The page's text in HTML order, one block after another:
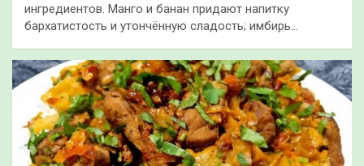
ингредиентов. Манго и банан придают напитку
бархатистость и утончённую сладость; имбирь…